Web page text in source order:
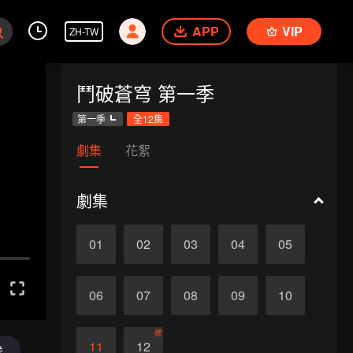
ZH-TW APP VIP
鬥破蒼穹 第一季
第一季 全12集
劇集 花絮
劇集
01 02 03 04 05
06 07 08 09 10
11 12
終